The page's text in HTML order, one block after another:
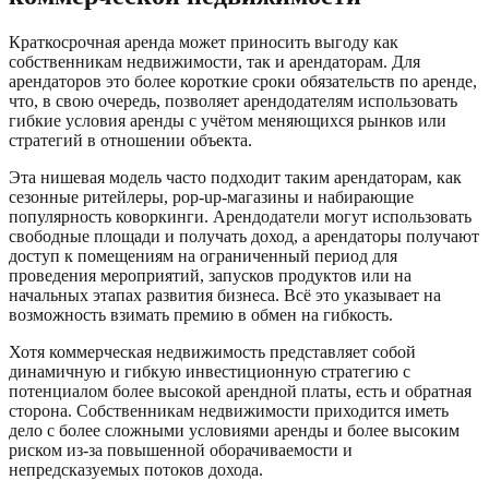
Краткосрочная аренда может приносить выгоду как
собственникам недвижимости, так и арендаторам. Для
арендаторов это более короткие сроки обязательств по аренде,
что, в свою очередь, позволяет арендодателям использовать
гибкие условия аренды с учётом меняющихся рынков или
стратегий в отношении объекта.
Эта нишевая модель часто подходит таким арендаторам, как
сезонные ритейлеры, pop-up-магазины и набирающие
популярность коворкинги. Арендодатели могут использовать
свободные площади и получать доход, а арендаторы получают
доступ к помещениям на ограниченный период для
проведения мероприятий, запусков продуктов или на
начальных этапах развития бизнеса. Всё это указывает на
возможность взимать премию в обмен на гибкость.
Хотя коммерческая недвижимость представляет собой
динамичную и гибкую инвестиционную стратегию с
потенциалом более высокой арендной платы, есть и обратная
сторона. Собственникам недвижимости приходится иметь
дело с более сложными условиями аренды и более высоким
риском из-за повышенной оборачиваемости и
непредсказуемых потоков дохода.